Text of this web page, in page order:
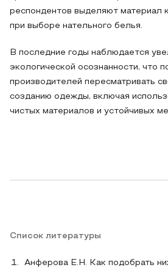
респондентов выделяют материал
при выборе нательного белья.
В последние годы наблюдается
экологической осознанности, что
производителей пересматривать
созданию одежды, включая
чистых материалов и устойчивых
Список литературы
Анферова Е.Н. Как подобрать